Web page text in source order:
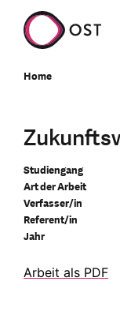
Home
Studiengang
Art der Arbeit
Verfasser/in
Referent/in
Jahr
Arbeit als PDF